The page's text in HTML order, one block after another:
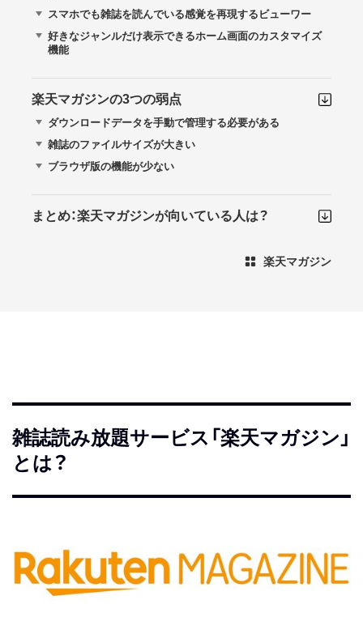
スマホでも雑誌を読んでいる感覚を再現するビューワー
好きなジャンルだけ表示できるホーム画面のカスタマイズ
機能
楽天マガジンの3つの弱点
ダウンロードデータを手動で管理する必要がある
雑誌のファイルサイズが大きい
ブラウザ版の機能が少ない
まとめ：楽天マガジンが向いている人は？
楽天マガジン
雑誌読み放題サービス「楽天マガジン」
とは？